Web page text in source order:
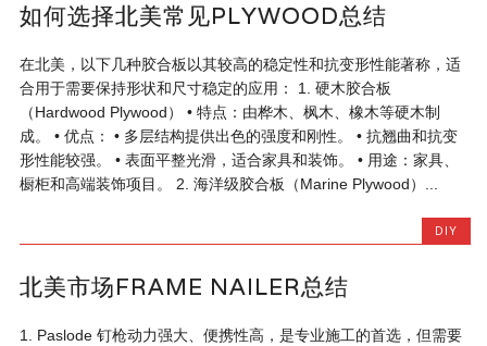
如何选择北美常见PLYWOOD总结
在北美，以下几种胶合板以其较高的稳定性和抗变形性能著称，适
合用于需要保持形状和尺寸稳定的应用： 1. 硬木胶合板
（Hardwood Plywood） • 特点：由桦木、枫木、橡木等硬木制
成。 • 优点： • 多层结构提供出色的强度和刚性。 • 抗翘曲和抗变
形性能较强。 • 表面平整光滑，适合家具和装饰。 • 用途：家具、
橱柜和高端装饰项目。 2. 海洋级胶合板（Marine Plywood）...
DIY
北美市场FRAME NAILER总结
1. Paslode 钉枪动力强大、便携性高，是专业施工的首选，但需要